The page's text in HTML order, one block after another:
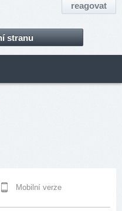
reagovat
stranu
Mobilní verze